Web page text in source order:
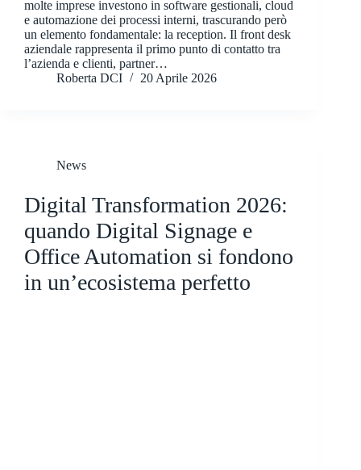
molte imprese investono in software gestionali, cloud
e automazione dei processi interni, trascurando però
un elemento fondamentale: la reception. Il front desk
aziendale rappresenta il primo punto di contatto tra
l’azienda e clienti, partner…
Roberta DCI
20 Aprile 2026
News
Digital Transformation 2026:
quando Digital Signage e
Office Automation si fondono
in un’ecosistema perfetto